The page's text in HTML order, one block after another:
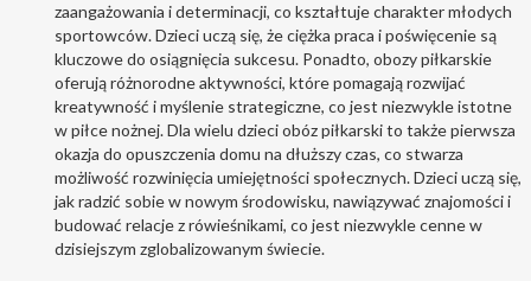
zaangażowania i determinacji, co kształtuje charakter młodych
sportowców. Dzieci uczą się, że ciężka praca i poświęcenie są
kluczowe do osiągnięcia sukcesu. Ponadto, obozy piłkarskie
oferują różnorodne aktywności, które pomagają rozwijać
kreatywność i myślenie strategiczne, co jest niezwykle istotne
w piłce nożnej. Dla wielu dzieci obóz piłkarski to także pierwsza
okazja do opuszczenia domu na dłuższy czas, co stwarza
możliwość rozwinięcia umiejętności społecznych. Dzieci uczą się,
jak radzić sobie w nowym środowisku, nawiązywać znajomości i
budować relacje z rówieśnikami, co jest niezwykle cenne w
dzisiejszym zglobalizowanym świecie.